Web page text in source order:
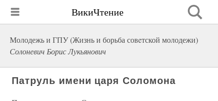
ВикиЧтение
Молодежь и ГПУ (Жизнь и борьба совeтской молодежи)
Солоневич Борис Лукьянович
Патруль имени царя Соломона